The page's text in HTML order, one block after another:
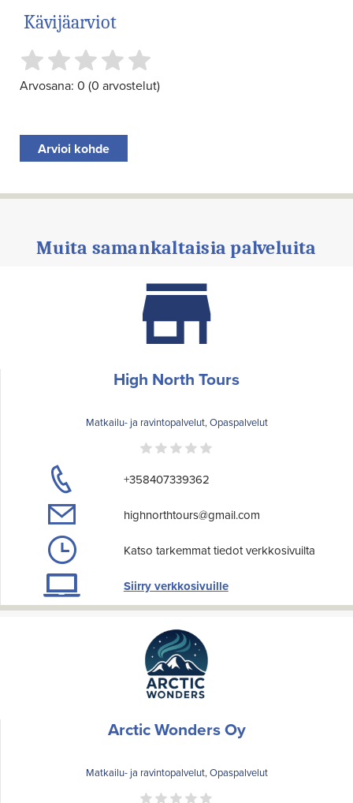
Kävijäarviot
Arvosana: 0 (0 arvostelut)
Arvioi kohde
Muita samankaltaisia palveluita
High North Tours
Matkailu- ja ravintopalvelut, Opaspalvelut
+358407339362
highnorthtours@gmail.com
Katso tarkemmat tiedot verkkosivuilta
Siirry verkkosivuille
Arctic Wonders Oy
Matkailu- ja ravintopalvelut, Opaspalvelut